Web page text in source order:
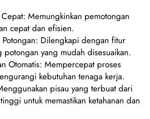
Memungkinkan pemotongan
cepat dan efisien.
Potongan: Dilengkapi dengan fitur
yang mudah disesuaikan.
Otomatis: Mempercepat proses
kebutuhan tenaga kerja.
pisau yang terbuat dari
untuk memastikan ketahanan dan